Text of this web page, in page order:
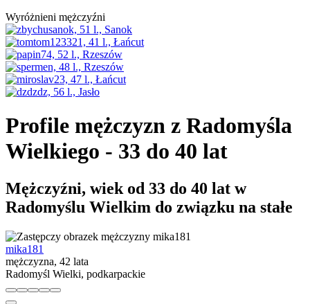
Wyróżnieni mężczyźni
Profile mężczyzn z Radomyśla
Wielkiego - 33 do 40 lat
Mężczyźni, wiek od 33 do 40 lat w
Radomyślu Wielkim do związku na stałe
mika181
mężczyzna, 42 lata
Radomyśl Wielki, podkarpackie